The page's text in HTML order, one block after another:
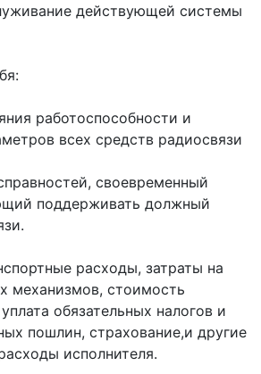
действующей системы
работоспособности и
всех средств радиосвязи
своевременный
поддерживать должный
расходы, затраты на
механизмов, стоимость
обязательных налогов и
пошлин, страхование,и другие
исполнителя.